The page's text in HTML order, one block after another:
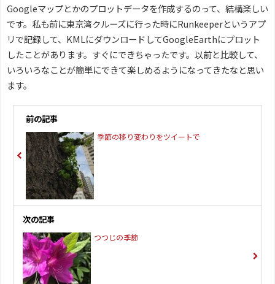
Googleマップとかのプロットデータを作成するのって、結構楽しい
です。私も前に東京湾クルーズに行った時にRunkeeperというアプ
リで記録して、KMLにダウンロードしてGoogleEarthにプロット
したことがあります。すぐにできちゃったです。以前と比較して、
いろいろなことが簡単にできて楽しめるようになってきたなと思い
ます。
前の記事
季節の移り変わりをツイートで
次の記事
つつじの季節